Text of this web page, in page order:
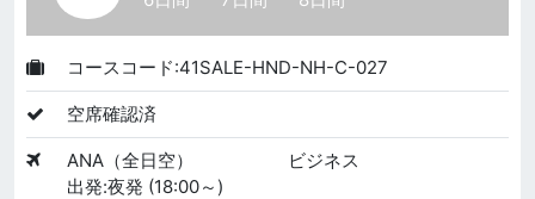
コースコード:41SALE-HND-NH-C-027
空席確認済
ANA（全日空）
ビジネス
出発:夜発 (18:00～)